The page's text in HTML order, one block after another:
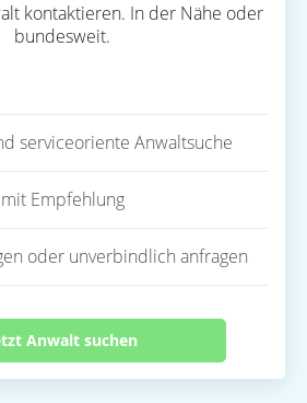
kontaktieren. In der Nähe oder
bundesweit.
serviceoriente Anwaltsuche
mit Empfehlung
oder unverbindlich anfragen
Anwalt suchen